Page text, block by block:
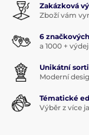
Zakázková
Zboží vám
6
a 1000 +
Unikátní
Moderní
Tématické
Výběr z více